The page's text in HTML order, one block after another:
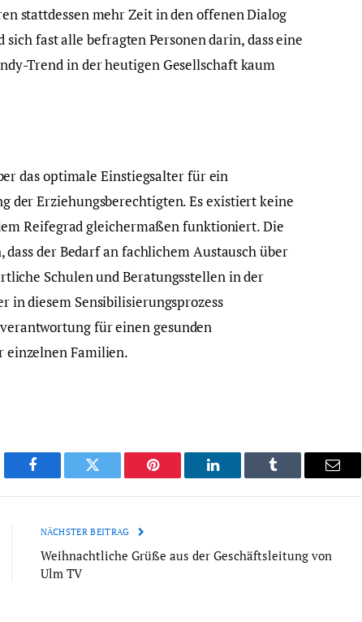
stattdessen mehr Zeit in den offenen Dialog
fast alle befragten Personen darin, dass eine
Trend in der heutigen Gesellschaft kaum
das optimale Einstiegsalter für ein
der Erziehungsberechtigten. Es existiert keine
Reifegrad gleichermaßen funktioniert. Die
der Bedarf an fachlichem Austausch über
Schulen und Beratungsstellen in der
in diesem Sensibilisierungsprozess
für einen gesunden
einzelnen Familien.
Facebook Twitter Pinterest LinkedIn Tumblr Email
NÄCHSTER BEITRAG
Weihnachtliche Grüße aus der Geschäftsleitung von
Ulm TV